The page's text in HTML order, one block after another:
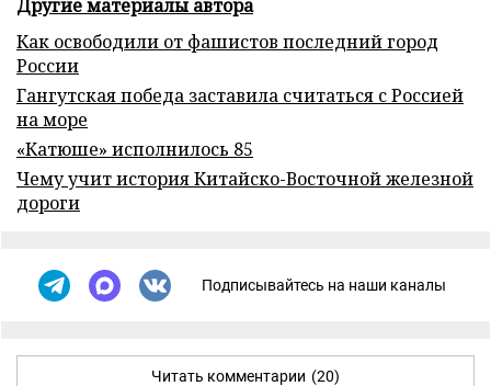
Другие материалы автора
Как освободили от фашистов последний город
России
Гангутская победа заставила считаться с Россией
на море
«Катюше» исполнилось 85
Чему учит история Китайско-Восточной железной
дороги
Подписывайтесь на наши каналы
Читать комментарии (20)